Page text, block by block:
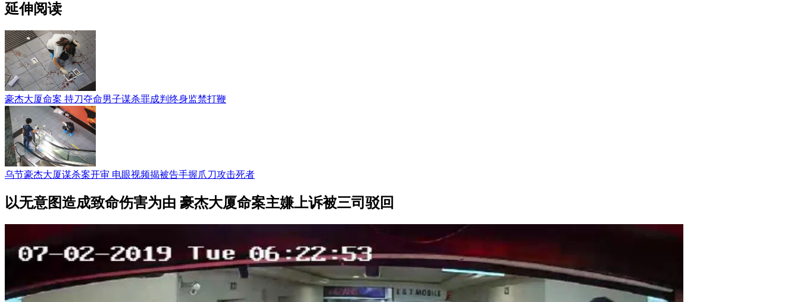
延伸阅读
豪杰大厦命案 持刀夺命男子谋杀罪成判终身监禁打鞭
乌节豪杰大厦谋杀案开审 电眼视频揭被告手握爪刀攻击死者
以无意图造成致命伤害为由 豪杰大厦命案主嫌上诉被三司驳回